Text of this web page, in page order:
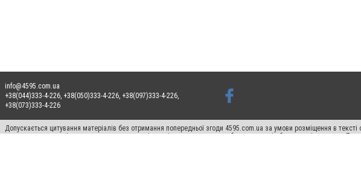
info@4595.com.ua
+38(044)333-4-226, +38(050)333-4-226, +38(097)333-4-226,
+38(073)333-4-226
Допускається цитування матеріалів без отримання попередньої згоди 4595.com.ua за умови розміщення в
пошукових систем гіперпосилання на цитовані статті не нижче другого абзацу в тексті або в якості джерела.